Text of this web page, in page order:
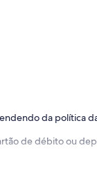
da política
de débito ou